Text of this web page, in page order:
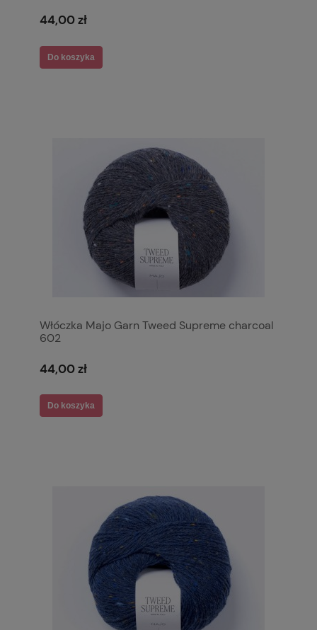
44,00 zł
Do koszyka
Włóczka Majo Garn Tweed Supreme charcoal
602
44,00 zł
Do koszyka